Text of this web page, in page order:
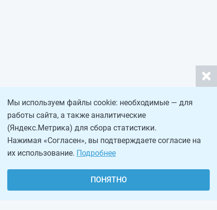
Мы используем файлы cookie: необходимые — для
работы сайта, а также аналитические
(Яндекс.Метрика) для сбора статистики.
Нажимая «Согласен», вы подтверждаете согласие на
их использование. Подробнее
ПОНЯТНО